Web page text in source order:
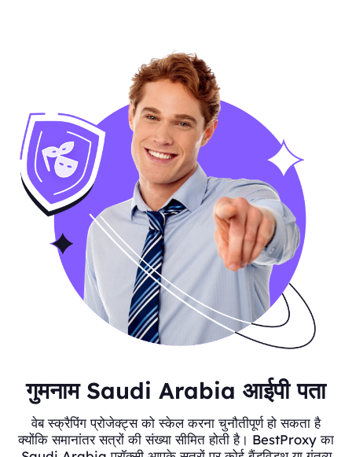
गुमनाम Saudi Arabia आईपी पता
वेब स्क्रैपिंग प्रोजेक्ट्स को स्केल करना चुनौतीपूर्ण हो सकता है
क्योंकि समानांतर सत्रों की संख्या सीमित होती है। BestProxy का